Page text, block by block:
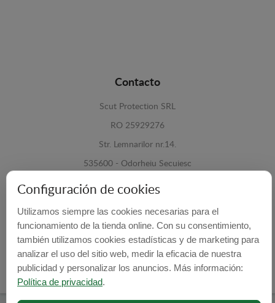
Contacto
Scut Protection SRL
RO 25929276
Str. Lemnarilor nr.14.
535600 - Odorheiu Secuiesc
Harghita, Romania
E-mail: info@cubrecarter.com
Site: www.cubrecarter.com
Configuración de cookies
Utilizamos siempre las cookies necesarias para el
funcionamiento de la tienda online. Con su consentimiento,
también utilizamos cookies estadísticas y de marketing para
analizar el uso del sitio web, medir la eficacia de nuestra
publicidad y personalizar los anuncios. Más información:
Política de privacidad.